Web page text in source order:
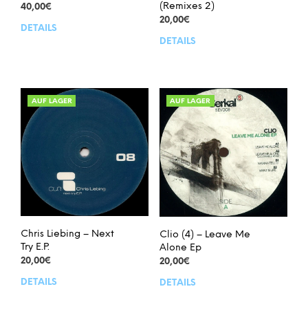
40,00€
DETAILS
(Remixes 2)
20,00€
DETAILS
AUF LAGER
Chris Liebing – Next
Try E.P.
20,00€
DETAILS
AUF LAGER
Clio (4) – Leave Me
Alone Ep
20,00€
DETAILS